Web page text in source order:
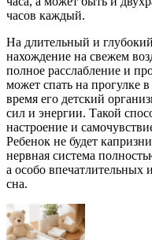
часов каждый.
На длительный и
нахождение на свежем
полное расслабление и
может спать на прогулке
время его детский
сил и энергии. Такой
настроение и
Ребенок не будет
нервная система
а особо впечатлительных
сна.